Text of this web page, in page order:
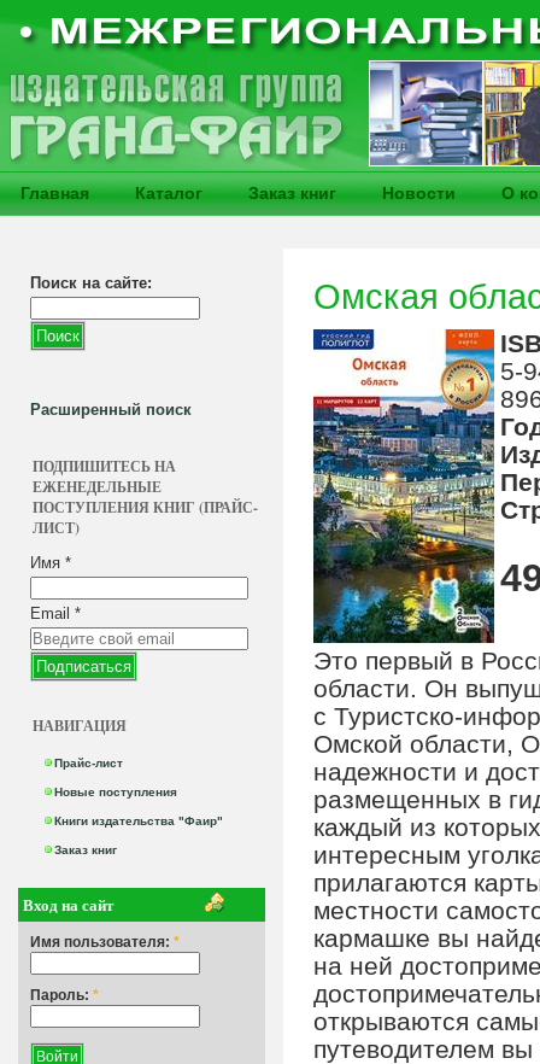
Главная Каталог Заказ книг Новости О
Поиск на сайте:
Расширенный поиск
ПОДПИШИТЕСЬ НА
ЕЖЕНЕДЕЛЬНЫЕ
ПОСТУПЛЕНИЯ КНИГ (ПРАЙС-
ЛИСТ)
Имя *
Email *
НАВИГАЦИЯ
Прайс-лист
Новые поступления
Книги издательства "Фаир"
Заказ книг
Вход на сайт
Имя пользователя: *
Пароль: *
Омская
5-
Это первый в
области. Он
с Туристско-
Омской области,
надежности и
размещенных в
каждый из
интересным
прилагаются
местности
кармашке вы
на ней
открываются
путеводителем вы